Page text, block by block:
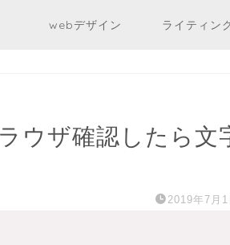
webデザイン ライティン
ウザ確認したら文
2019年7月1